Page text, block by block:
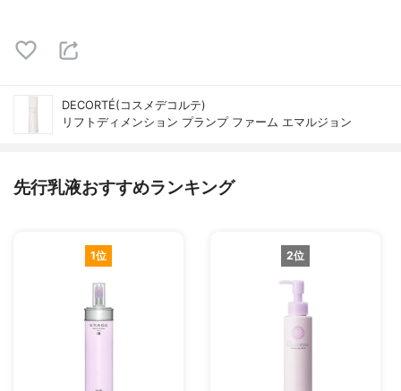
DECORTÉ(コスメデコルテ)
リフトディメンション プランプ ファーム エマルジョン
先行乳液おすすめランキング
1位 2位